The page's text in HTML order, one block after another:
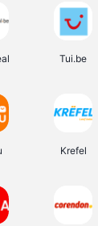
Tui.be
Krefel